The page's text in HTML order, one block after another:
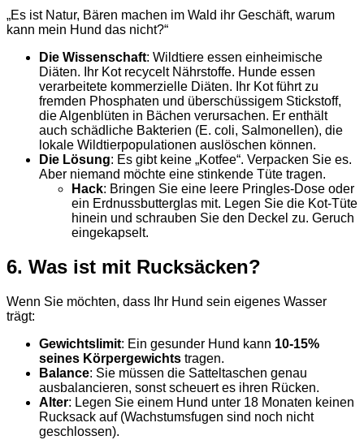
„Es ist Natur, Bären machen im Wald ihr Geschäft, warum
kann mein Hund das nicht?“
Die Wissenschaft: Wildtiere essen einheimische
Diäten. Ihr Kot recycelt Nährstoffe. Hunde essen
verarbeitete kommerzielle Diäten. Ihr Kot führt zu
fremden Phosphaten und überschüssigem Stickstoff,
die Algenblüten in Bächen verursachen. Er enthält
auch schädliche Bakterien (E. coli, Salmonellen), die
lokale Wildtierpopulationen auslöschen können.
Die Lösung: Es gibt keine „Kotfee“. Verpacken Sie es.
Aber niemand möchte eine stinkende Tüte tragen.
Hack: Bringen Sie eine leere Pringles-Dose oder
ein Erdnussbutterglas mit. Legen Sie die Kot-Tüte
hinein und schrauben Sie den Deckel zu. Geruch
eingekapselt.
6. Was ist mit Rucksäcken?
Wenn Sie möchten, dass Ihr Hund sein eigenes Wasser
trägt:
Gewichtslimit: Ein gesunder Hund kann 10-15%
seines Körpergewichts tragen.
Balance: Sie müssen die Satteltaschen genau
ausbalancieren, sonst scheuert es ihren Rücken.
Alter: Legen Sie einem Hund unter 18 Monaten keinen
Rucksack auf (Wachstumsfugen sind noch nicht
geschlossen).